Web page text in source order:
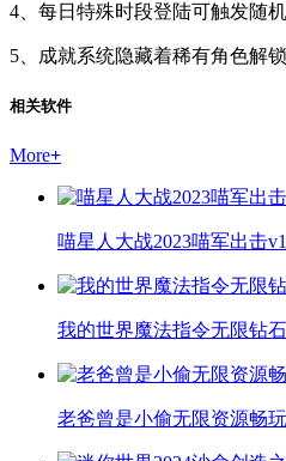
4、每日特殊时段登陆可触发随
5、成就系统隐藏着稀有角色解
相关软件
More+
喵星人大战2023喵军出击
我的世界魔法指令无限钻
老爸曾是小偷无限资源畅